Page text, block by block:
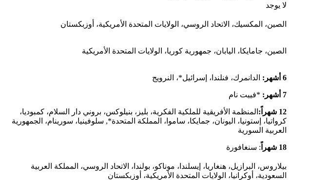
لا يوجد
الصين، المكسيك، الاتحاد الروسي، الولايات المتحدة الأمريكية، أوزبكستان
الصين، جامايكا، اليابان، جمهورية كوريا، الولايات المتحدة الأمريكية
6 أشهر: الدانمرك، فنلندا، إسرائيل*، النرويج
7 أشهر: *فييت نام
12 شهراً:
المنظمة الأفريقية للملكية الفكرية، بليز، بنيلوكس، بروني دار السلام، كمبوديا،
كرواتيا، إستونيا، اليونان، جمايكا، ساموا، المملكة المتحدة*, سلوفينيا، سورينام، الجمهورية
العربية السورية
18 شهراً : سنغافورة
بيلاروس، البرازيل، هنغاريا، إيسلندا، موناكو، بولندا، الاتحاد الروسي، المملكة العربية
السعودية، أوكرانيا، الولايات المتحدة الأمريكية، أوزبكستان